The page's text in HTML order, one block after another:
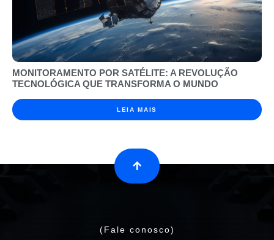
MONITORAMENTO POR SATÉLITE: A REVOLUÇÃO
TECNOLÓGICA QUE TRANSFORMA O MUNDO
LEIA MAIS
(Fale conosco)